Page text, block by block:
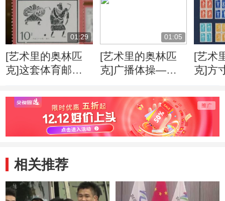
01:29
[艺术里的奥林匹
克]这套体育邮票
01:05
[艺术里的奥林匹
克]广播体操——
[艺术
克]方
相关推荐